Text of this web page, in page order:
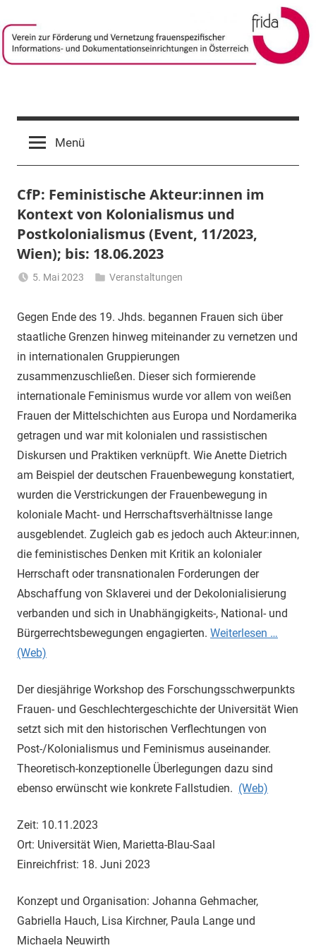
Inhalt
springen
frida-
verein
Förderung
frauenspezifischer
Informations-
in
Österreich
Menü
CfP: Feministische Akteur:innen im
Kontext von Kolonialismus und
Postkolonialismus (Event, 11/2023,
Wien); bis: 18.06.2023
5. Mai 2023
Gerhalter
Veranstaltungen
Gegen Ende des 19. Jhds. begannen Frauen sich über
staatliche Grenzen hinweg miteinander zu vernetzen und
in internationalen Gruppierungen
zusammenzuschließen. Dieser sich formierende
internationale Feminismus wurde vor allem von weißen
Frauen der Mittelschichten aus Europa und Nordamerika
getragen und war mit kolonialen und rassistischen
Diskursen und Praktiken verknüpft. Wie Anette Dietrich
am Beispiel der deutschen Frauenbewegung konstatiert,
wurden die Verstrickungen der Frauenbewegung in
koloniale Macht- und Herrschaftsverhältnisse lange
ausgeblendet. Zugleich gab es jedoch auch Akteur:innen,
die feministisches Denken mit Kritik an kolonialer
Herrschaft oder transnationalen Forderungen der
Abschaffung von Sklaverei und der Dekolonialisierung
verbanden und sich in Unabhängigkeits-, National- und
Bürgerrechtsbewegungen engagierten. Weiterlesen …
(Web)
Der diesjährige Workshop des Forschungsschwerpunkts
Frauen- und Geschlechtergeschichte der Universität Wien
setzt sich mit den historischen Verflechtungen von
Post-/Kolonialismus und Feminismus auseinander.
Theoretisch-konzeptionelle Überlegungen dazu sind
ebenso erwünscht wie konkrete Fallstudien. (Web)
Zeit: 10.11.2023
Ort: Universität Wien, Marietta-Blau-Saal
Einreichfrist: 18. Juni 2023
Konzept und Organisation: Johanna Gehmacher,
Gabriella Hauch, Lisa Kirchner, Paula Lange und
Michaela Neuwirth